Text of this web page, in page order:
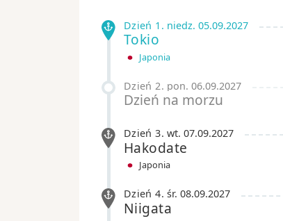
Dzień 1 . niedz. 05.09.2027
Tokio
Japonia
Dzień 2. pon. 06.09.2027
Dzień na morzu
Dzień 3. wt. 07.09.2027
Hakodate
Japonia
Dzień 4. śr. 08.09.2027
Niigata